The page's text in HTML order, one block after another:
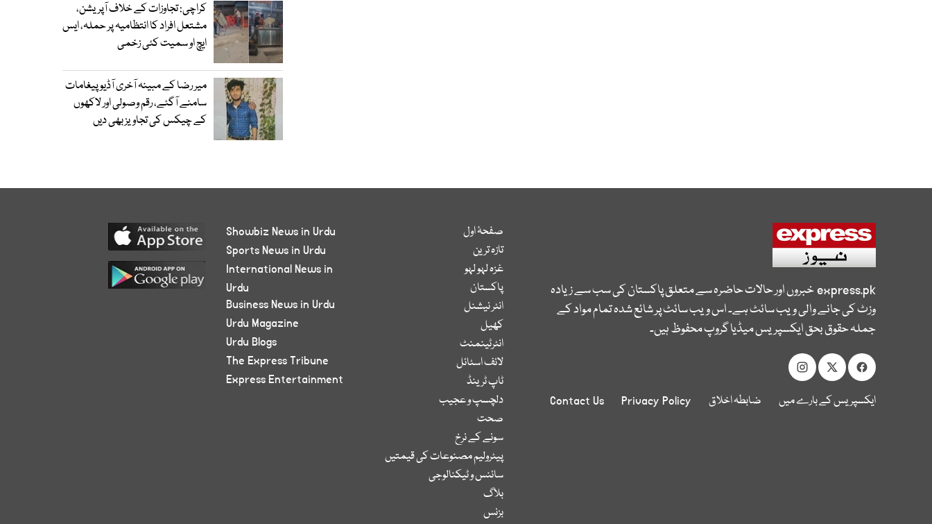
کراچی: تجاوزات کے خلاف آپریشن،
مشتعل افراد کا انتظامیہ پر حملہ، ایس
ایچ او سمیت کئی زخمی
میر رضا کے مبینہ آخری آڈیو پیغامات
سامنے آگئے، رقم وصولی اور لاکھوں
کے چیکس کی تجاویز بھی دیں
express.pkخبروں اور حالات حاضرہ سے متعلق پاکستان کی سب سے زیادہ
وزٹ کی جانے والی ویب سائٹ ہے۔ اس ویب سائٹ پر شائع شدہ تمام مواد کے
جملہ حقوق بحق ایکسپریس میڈیا گروپ محفوظ ہیں۔
ایکسپریس کے بارے میں ضابطہ اخلاق Privacy Policy
Contact Us
صفحۂ اول
تازہ ترین
غزہ لہو لہو
پاکستان
انٹر نیشنل
کھیل
انٹرٹینمنٹ
لائف اسٹائل
ٹاپ ٹرینڈ
دلچسپ و عجیب
صحت
سونے کے نرخ
پیٹرولیم مصنوعات کی قیمتیں
سائنس و ٹیکنالوجی
بلاگ
بزنس
Showbiz News in Urdu
Sports News in Urdu
International News in
Urdu
Business News in Urdu
Urdu Magazine
Urdu Blogs
The Express Tribune
Express Entertainment